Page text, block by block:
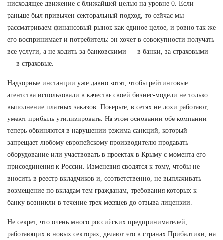
нисходящее движение с ближайшей целью на уровне 0. Если
раньше был привычен секторальный подход, то сейчас мы
рассматриваем финансовый рынок как единое целое, и ровно так же
его воспринимает и потребитель: он хочет в совокупности получать
все услуги, а не ходить за банковскими — в банки, за страховыми
— в страховые.
Надзорные инстанции уже давно хотят, чтобы рейтинговые
агентства использовали в качестве своей бизнес-модели не только
выполнение платных заказов. Поверьте, в сетях не лохи работают,
умеют прибыль утилизировать. На этом основании обе компании
теперь обвиняются в нарушении режима санкций, который
запрещает любому европейскому производителю продавать
оборудование или участвовать в проектах в Крыму с момента его
присоединения к России. Изменения сводятся к тому, чтобы не
вносить в реестр вкладчиков и, соответственно, не выплачивать
возмещение по вкладам тем гражданам, требования которых к
банку возникли в течение трех месяцев до отзыва лицензии.
Не секрет, что очень много российских предпринимателей,
работающих в новых секторах, делают это в странах Прибалтики, на